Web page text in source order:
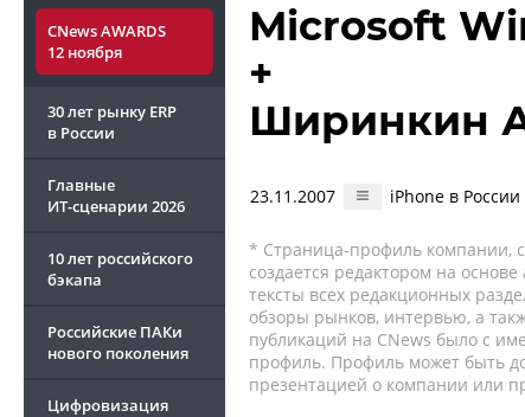
CNews AWARDS
12 ноября
30 лет рынку ERP
в России
Главные
ИТ-сценарии 2026
10 лет российского
бэкапа
Российские ПАКи
нового поколения
Цифровизация
Microsoft
+
Ширинкин
23.11.2007 iPhone в
* Страница-профиль компании,
создается редактором на
тексты всех редакционных
обзоры рынков, интервью, а
публикаций на CNews было с
профиль. Профиль может быть
презентацией о компании или